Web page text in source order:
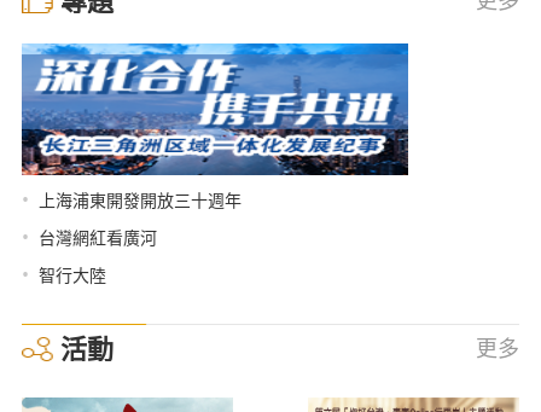
• 上海浦東開發開放三十週年
• 台灣網紅看廣河
• 智行大陸
活動 更多